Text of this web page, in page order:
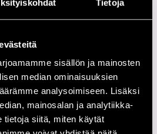
Tietoja
sisällön ja mainosten
median ominaisuuksien
analysoimiseen. Lisäksi
mainosalan ja analytiikka-
tietoja siitä, miten käytät
-
Band
-